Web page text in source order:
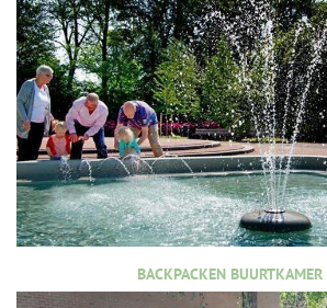
BACKPACKEN